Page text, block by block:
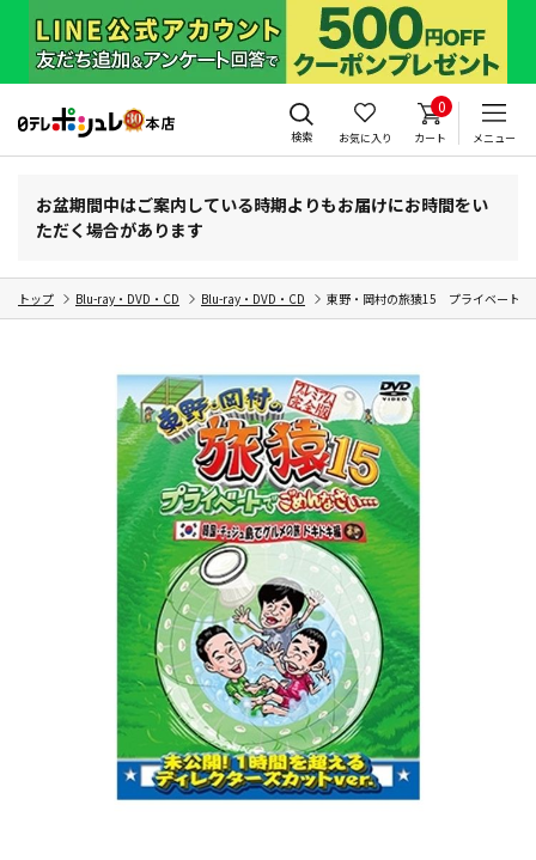
検索 お気に入り
0
カート メニュー
お盆期間中はご案内している時期よりもお届けにお時間をい
ただく場合があります
トップ Blu-ray・DVD・CD Blu-ray・DVD・CD 東野・岡村の旅猿15 プライベート